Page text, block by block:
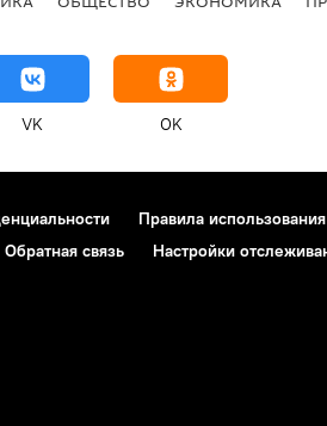
VK OK
Правила использования
Обратная связь Настройки